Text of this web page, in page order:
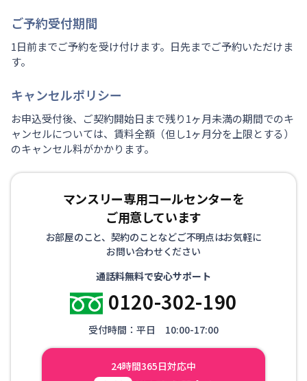
ご予約受付期間
1日前までご予約を受け付けます。日先までご予約いただけま
す。
キャンセルポリシー
お申込受付後、ご契約開始日まで残り1ヶ月未満の期間でのキ
ャンセルについては、賃料全額（但し1ヶ月分を上限とする）
のキャンセル料がかかります。
マンスリー専用コールセンターを
ご用意しています
お部屋のこと、契約のことなどご不明点はお気軽に
お問い合わせください
通話料無料で安心サポート
0120-302-190
受付時間：平日 10:00-17:00
24時間365日対応中